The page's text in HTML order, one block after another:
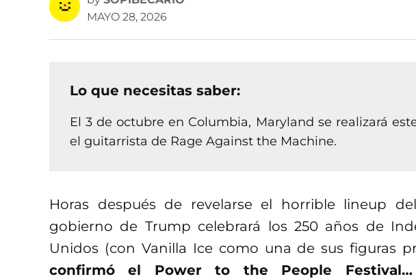
MAYO 28, 2026
Lo que necesitas saber:
El 3 de octubre en Columbia, Maryland se realizará
el guitarrista de Rage Against the Machine.
Horas después de revelarse el horrible lineup
gobierno de Trump celebrará los 250 años de
Unidos (con Vanilla Ice como una de sus figuras
confirmó el Power to the People